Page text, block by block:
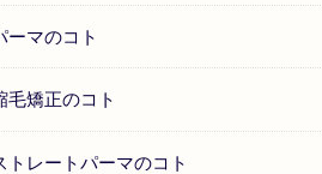
ーマのコト
毛矯正のコト
トレートパーマのコト